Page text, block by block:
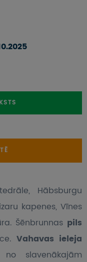
Hābsburgu
kapenes, Vīnes
Šēnbrunnas pils
Vahavas ieleja
no slavenākajām